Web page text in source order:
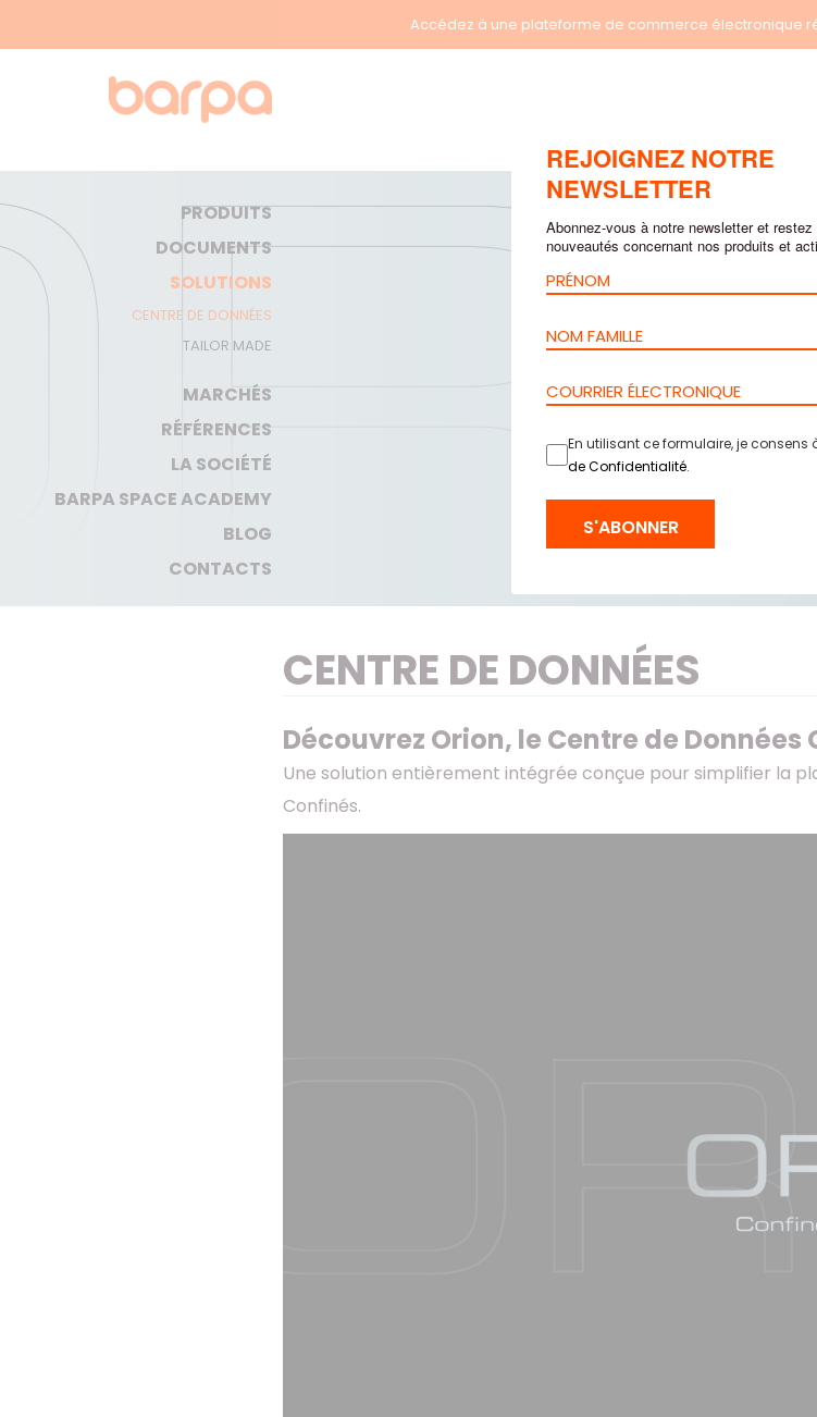
Accédez à une plateforme de commerce électronique
PRODUITS
DOCUMENTS
SOLUTIONS
CENTRE DE DONNÉES
TAILOR MADE
MARCHÉS
RÉFÉRENCES
LA SOCIÉTÉ
BARPA SPACE ACADEMY
BLOG
CONTACTS
CENTRE DE DONNÉES
Découvrez Orion, le Centre de
Une solution entièrement intégrée conçue pour simplifier la
Confinés.
REJOIGNEZ NOTRE
NEWSLETTER
Abonnez-vous à notre newsletter et restez
nouveautés concernant nos produits et
En utilisant ce formulaire, je consens
de Confidentialité.
S'ABONNER